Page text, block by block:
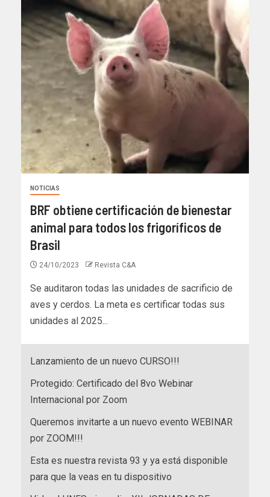
NOTICIAS
BRF obtiene certificación de bienestar
animal para todos los frigoríficos de
Brasil
24/10/2023 Revista C&A
Se auditaron todas las unidades de sacrificio de
aves y cerdos. La meta es certificar todas sus
unidades al 2025...
Lanzamiento de un nuevo CURSO!!!
Protegido: Certificado del 8vo Webinar
Internacional por Zoom
Queremos invitarte a un nuevo evento WEBINAR
por ZOOM!!!
Esta es nuestra revista 93 y ya está disponible
para que la veas en tu dispositivo